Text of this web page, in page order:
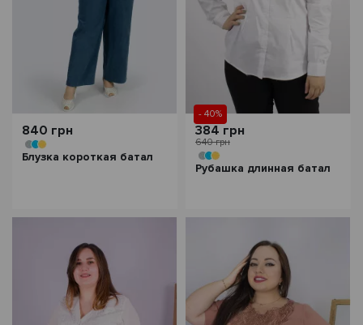
840 грн
Блузка короткая батал
- 40%
384 грн
640 грн
Рубашка длинная батал